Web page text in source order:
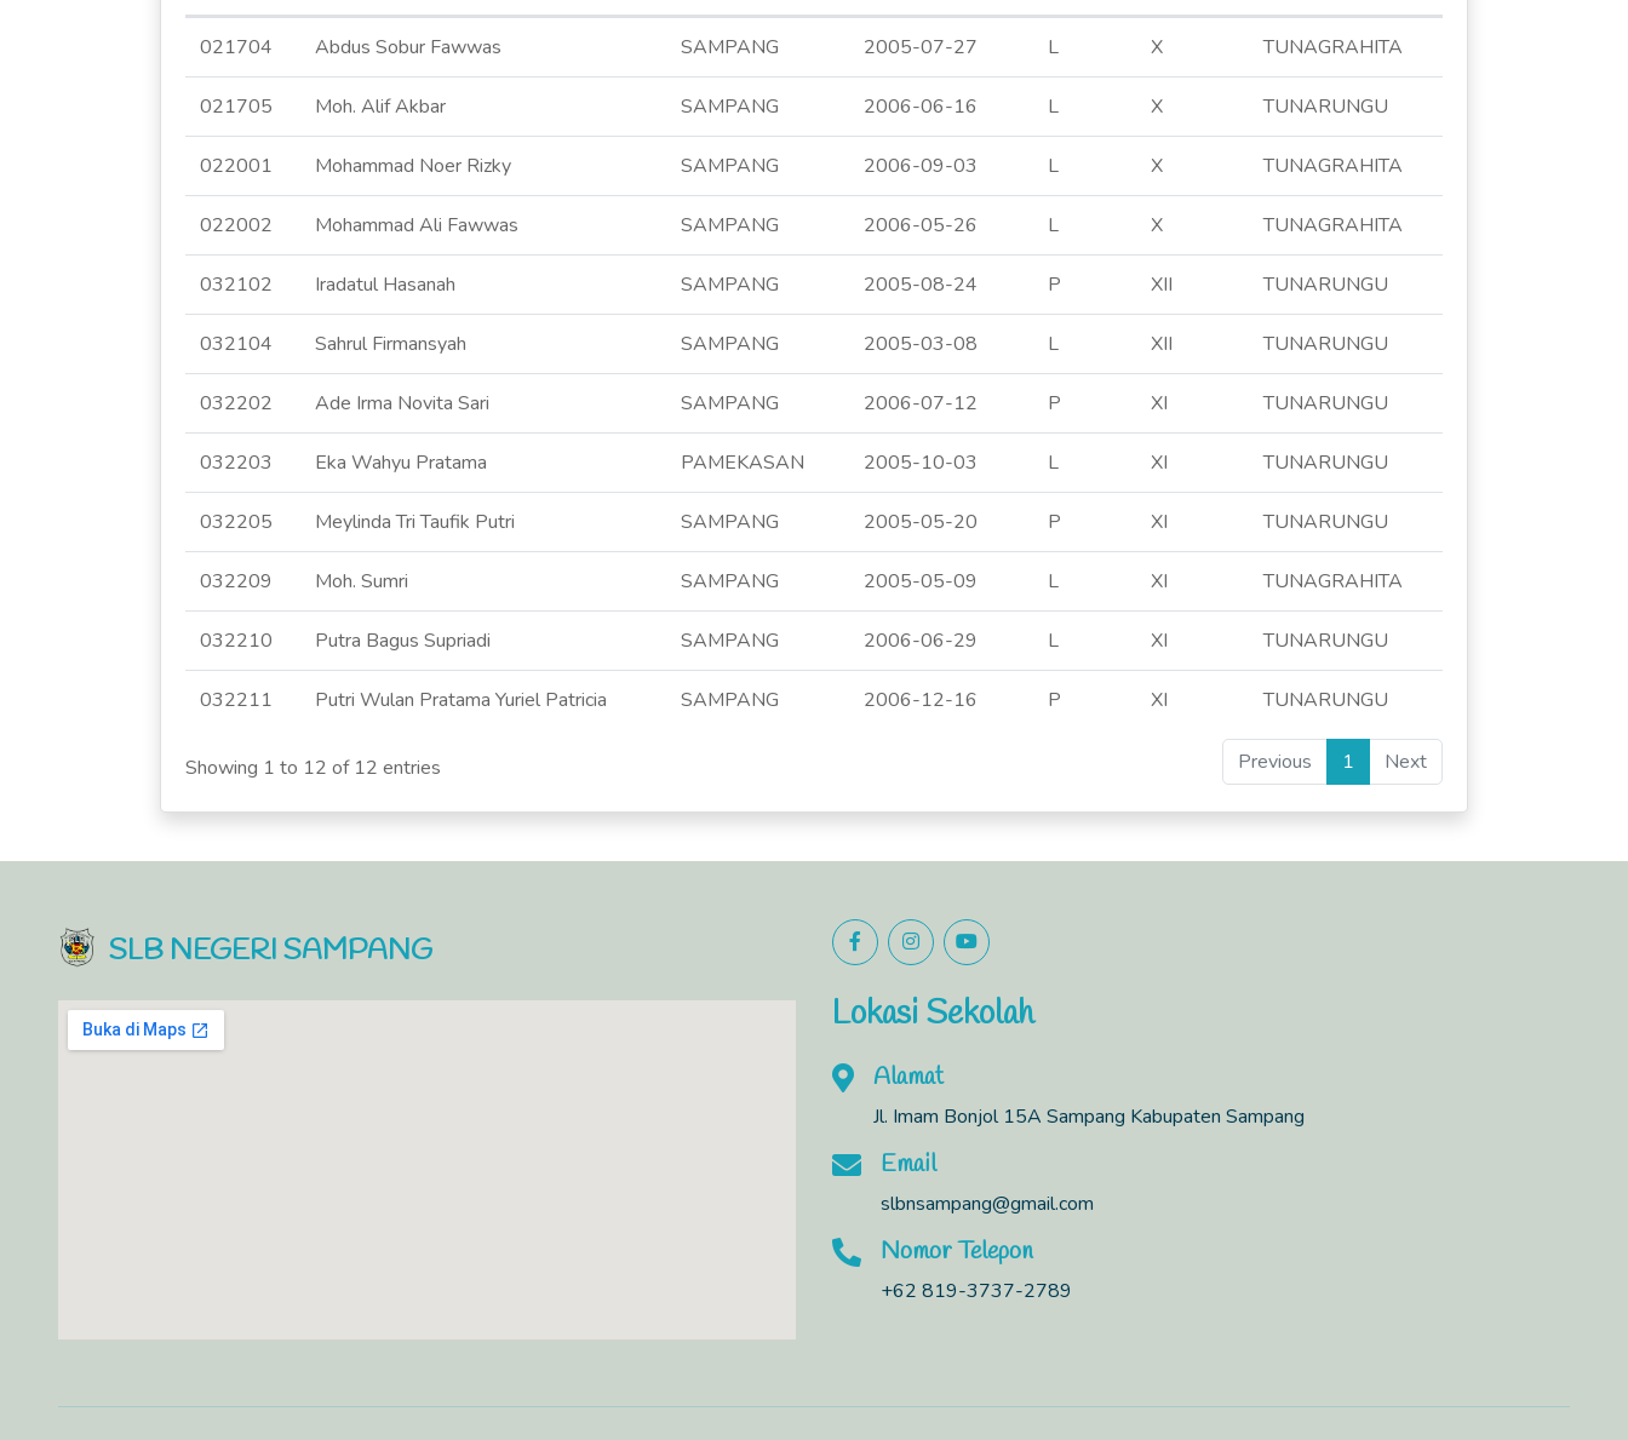
021704 Abdus Sobur Fawwas SAMPANG 2005-07-27 L X TUNAGRAHITA
021705 Moh. Alif Akbar SAMPANG 2006-06-16 L X TUNARUNGU
022001 Mohammad Noer Rizky SAMPANG 2006-09-03 L X TUNAGRAHITA
022002 Mohammad Ali Fawwas SAMPANG 2006-05-26 L X TUNAGRAHITA
032102 Iradatul Hasanah SAMPANG 2005-08-24 P XII TUNARUNGU
032104 Sahrul Firmansyah SAMPANG 2005-03-08 L XII TUNARUNGU
032202 Ade Irma Novita Sari SAMPANG 2006-07-12 P XI TUNARUNGU
032203 Eka Wahyu Pratama PAMEKASAN 2005-10-03 L XI TUNARUNGU
032205 Meylinda Tri Taufik Putri SAMPANG 2005-05-20 P XI TUNARUNGU
032209 Moh. Sumri SAMPANG 2005-05-09 L XI TUNAGRAHITA
032210 Putra Bagus Supriadi SAMPANG 2006-06-29 L XI TUNARUNGU
032211 Putri Wulan Pratama Yuriel Patricia SAMPANG 2006-12-16 P XI TUNARUNGU
Showing 1 to 12 of 12 entries Previous 1 Next
SLB NEGERI SAMPANG
Lokasi Sekolah
Alamat
Jl. Imam Bonjol 15A Sampang Kabupaten Sampang
Email
slbnsampang@gmail.com
Nomor Telepon
+62 819-3737-2789